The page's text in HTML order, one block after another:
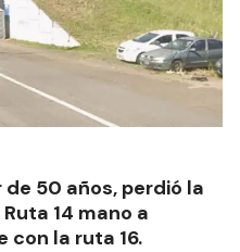
50 años, perdió la
14 mano a
con la ruta 16.